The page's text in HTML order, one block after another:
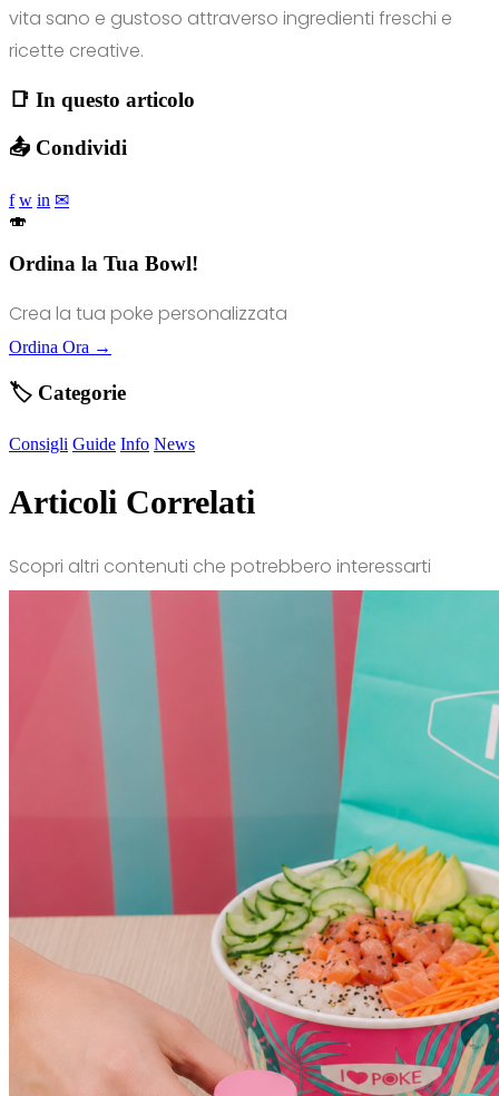
vita sano e gustoso attraverso ingredienti freschi e
ricette creative.
📑 In questo articolo
📤 Condividi
f w in ✉
🍣
Ordina la Tua Bowl!
Crea la tua poke personalizzata
Ordina Ora →
🏷️ Categorie
Consigli Guide Info News
Articoli Correlati
Scopri altri contenuti che potrebbero interessarti